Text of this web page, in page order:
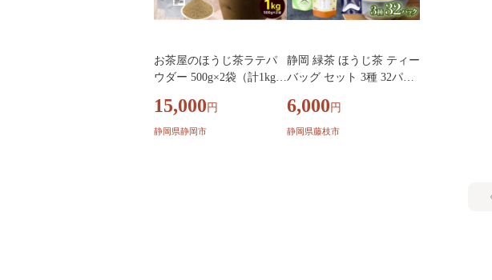
おいしい おすすめ オスス
お茶屋のほうじ茶ラテパ
ウダー 500g×2袋（計1kg）
15,000 円
静岡県静岡市
静岡 緑茶 ほうじ茶 ティー
バッグ セット 3種 32パッ
日本茶 静岡茶 飲み比べ 飲
料 ミル芽 静岡県 藤枝市
6,000 円
静岡県藤枝市